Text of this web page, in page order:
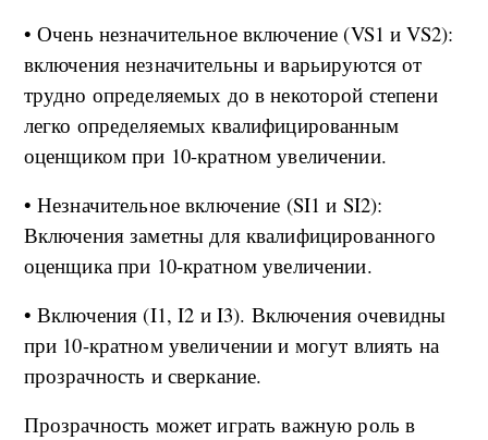
• Очень незначительное включение (VS1 и VS2):
включения незначительны и варьируются от
трудно определяемых до в некоторой степени
легко определяемых квалифицированным
оценщиком при 10-кратном увеличении.
• Незначительное включение (SI1 и SI2):
Включения заметны для квалифицированного
оценщика при 10-кратном увеличении.
• Включения (I1, I2 и I3). Включения очевидны
при 10-кратном увеличении и могут влиять на
прозрачность и сверкание.
Прозрачность может играть важную роль в